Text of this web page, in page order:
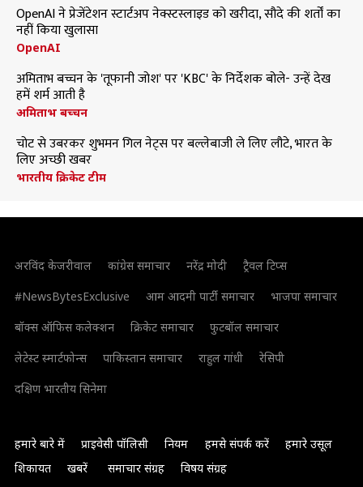
OpenAI ने प्रेजेंटेशन स्टार्टअप नेक्स्टस्लाइड को खरीदा, सौदे की शर्तों का
नहीं किया खुलासा
OpenAI
अमिताभ बच्चन के 'तूफानी जोश' पर 'KBC' के निर्देशक बोले- उन्हें देख
हमें शर्म आती है
अमिताभ बच्चन
चोट से उबरकर शुभमन गिल नेट्स पर बल्लेबाजी ले लिए लौटे, भारत के
लिए अच्छी खबर
भारतीय क्रिकेट टीम
अरविंद केजरीवाल कांग्रेस समाचार नरेंद्र मोदी
ट्रैवल टिप्स
#NewsBytesExclusive
आम आदमी पार्टी समाचार
भाजपा समाचार
बॉक्स ऑफिस कलेक्शन
क्रिकेट समाचार
फुटबॉल समाचार
लेटेस्ट स्मार्टफोन्स
पाकिस्तान समाचार राहुल गांधी
रेसिपी
दक्षिण भारतीय सिनेमा
हमारे बारे में प्राइवेसी पॉलिसी नियम हमसे संपर्क करें
हमारे उसूल
शिकायत
खबरें समाचार संग्रह विषय संग्रह